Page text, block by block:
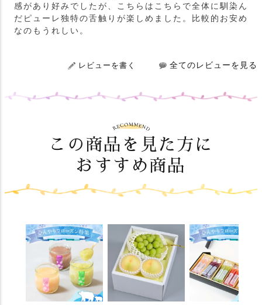
感があり好みでしたが、こちらはこちらで全体に馴染ん
だピューレ独特の舌触りが楽しめました。比較的お安め
なのもうれしい。
レビューを書く 全てのレビューを見る
この商品を見た方に
おすすめ商品